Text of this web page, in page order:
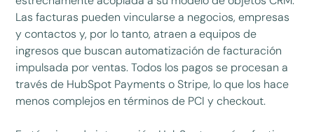
Las facturas pueden vincularse a negocios, empresas
y contactos y, por lo tanto, atraen a equipos de
ingresos que buscan automatización de facturación
impulsada por ventas. Todos los pagos se procesan a
través de HubSpot Payments o Stripe, lo que los hace
menos complejos en términos de PCI y checkout.